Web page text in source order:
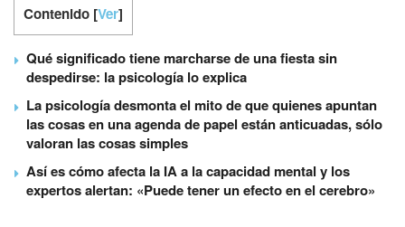
Contenido [Ver]
Qué significado tiene marcharse de una fiesta sin
despedirse: la psicología lo explica
La psicología desmonta el mito de que quienes apuntan
las cosas en una agenda de papel están anticuadas, sólo
valoran las cosas simples
Así es cómo afecta la IA a la capacidad mental y los
expertos alertan: «Puede tener un efecto en el cerebro»